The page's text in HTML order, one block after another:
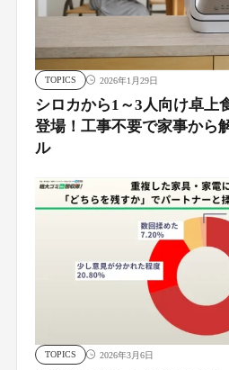
TOPICS 2026年1月29日
シロカから1～3人向け卓上
登場！工事不要で家事から
ル
TOPICS 2026年3月6日